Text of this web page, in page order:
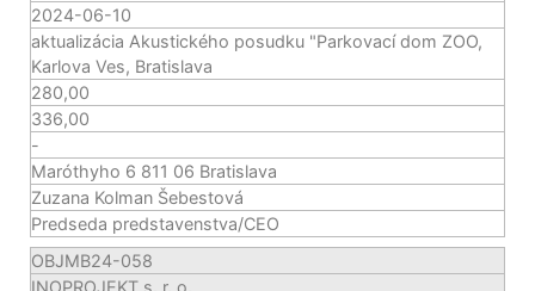
2024-06-10
aktualizácia Akustického posudku "Parkovací dom ZOO,
Karlova Ves, Bratislava
280,00
336,00
-
Maróthyho 6 811 06 Bratislava
Zuzana Kolman Šebestová
Predseda predstavenstva/CEO
OBJMB24-058